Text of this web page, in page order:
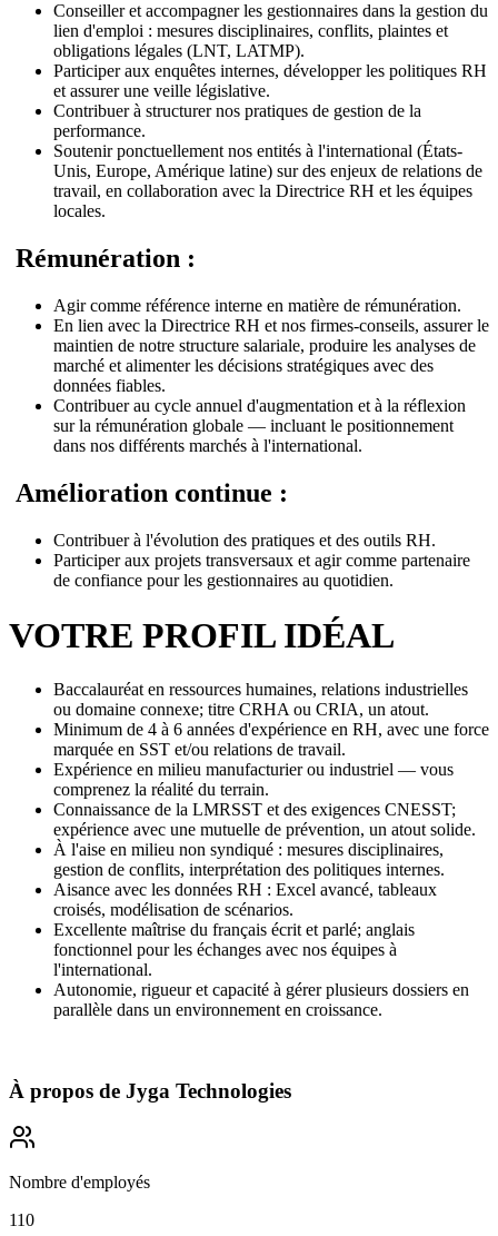
Conseiller et accompagner les gestionnaires dans la gestion du
lien d'emploi : mesures disciplinaires, conflits, plaintes et
obligations légales (LNT, LATMP).
Participer aux enquêtes internes, développer les politiques RH
et assurer une veille législative.
Contribuer à structurer nos pratiques de gestion de la
performance.
Soutenir ponctuellement nos entités à l'international (États-
Unis, Europe, Amérique latine) sur des enjeux de relations de
travail, en collaboration avec la Directrice RH et les équipes
locales.
Rémunération :
Agir comme référence interne en matière de rémunération.
En lien avec la Directrice RH et nos firmes-conseils, assurer le
maintien de notre structure salariale, produire les analyses de
marché et alimenter les décisions stratégiques avec des
données fiables.
Contribuer au cycle annuel d'augmentation et à la réflexion
sur la rémunération globale — incluant le positionnement
dans nos différents marchés à l'international.
Amélioration continue :
Contribuer à l'évolution des pratiques et des outils RH.
Participer aux projets transversaux et agir comme partenaire
de confiance pour les gestionnaires au quotidien.
VOTRE PROFIL IDÉAL
Baccalauréat en ressources humaines, relations industrielles
ou domaine connexe; titre CRHA ou CRIA, un atout.
Minimum de 4 à 6 années d'expérience en RH, avec une force
marquée en SST et/ou relations de travail.
Expérience en milieu manufacturier ou industriel — vous
comprenez la réalité du terrain.
Connaissance de la LMRSST et des exigences CNESST;
expérience avec une mutuelle de prévention, un atout solide.
À l'aise en milieu non syndiqué : mesures disciplinaires,
gestion de conflits, interprétation des politiques internes.
Aisance avec les données RH : Excel avancé, tableaux
croisés, modélisation de scénarios.
Excellente maîtrise du français écrit et parlé; anglais
fonctionnel pour les échanges avec nos équipes à
l'international.
Autonomie, rigueur et capacité à gérer plusieurs dossiers en
parallèle dans un environnement en croissance.
À propos de Jyga Technologies
Nombre d'employés
110